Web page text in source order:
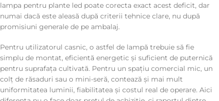
lampa pentru plante led poate corecta exact acest deficit, dar
numai dacă este aleasă după criterii tehnice clare, nu după
promisiuni generale de pe ambalaj.
Pentru utilizatorul casnic, o astfel de lampă trebuie să fie
simplu de montat, eficientă energetic și suficient de puternică
pentru suprafața cultivată. Pentru un spațiu comercial mic, un
colț de răsaduri sau o mini-seră, contează și mai mult
uniformitatea luminii, fiabilitatea și costul real de operare. Aici